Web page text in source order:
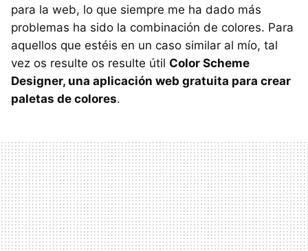
para la web, lo que siempre me ha dado más
problemas ha sido la combinación de colores. Para
aquellos que estéis en un caso similar al mío, tal
vez os resulte os resulte útil Color Scheme
Designer, una aplicación web gratuita para crear
paletas de colores.